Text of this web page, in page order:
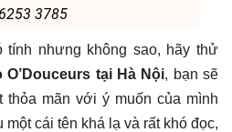
3785
tính nhưng không sao, hãy thử
tại Hà Nội, bạn sẽ
thỏa mãn với ý muốn của mình
một cái tên khá lạ và rất khó đọc,